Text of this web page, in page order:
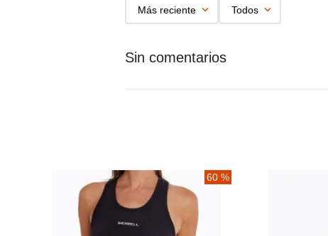
Más reciente Todos
60 %